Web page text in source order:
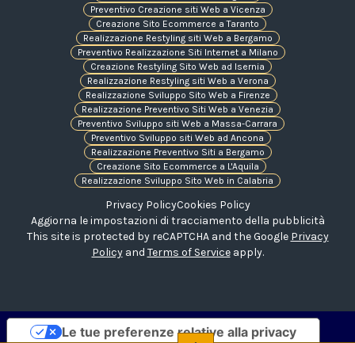
Preventivo Creazione siti Web a Vicenza
Creazione Sito Ecommerce a Taranto
Realizzazione Restyling siti Web a Bergamo
Preventivo Realizzazione Siti Internet a Milano
Creazione Restyling Sito Web ad Isernia
Realizzazione Restyling siti Web a Verona
Realizzazione Sviluppo Sito Web a Firenze
Realizzazione Preventivo Siti Web a Venezia
Preventivo Sviluppo siti Web a Massa-Carrara
Preventivo Sviluppo siti Web ad Ancona
Realizzazione Preventivo Siti a Bergamo
Creazione Sito Ecommerce a L'Aquila
Realizzazione Sviluppo Sito Web in Calabria
Privacy PolicyCookies Policy
Aggiorna le impostazioni di tracciamento della pubblicità
This site is protected by reCAPTCHA and the Google Privacy
Policyand Terms of Serviceapply.
Le tue preferenze relative alla privacy